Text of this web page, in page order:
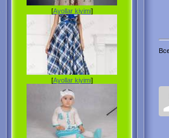
[Ayollar kiyimi]
[Ayollar kiyimi]